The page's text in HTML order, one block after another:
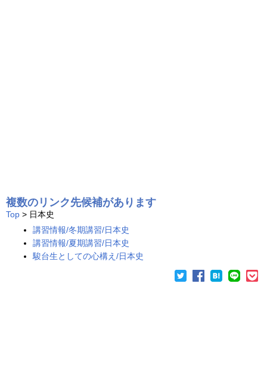
複数のリンク先候補があります
Top > 日本史
講習情報/冬期講習/日本史
講習情報/夏期講習/日本史
駿台生としての心構え/日本史